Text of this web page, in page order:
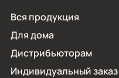
Вся продукция
Индивидуальный заказ
Дистрибьюторам
Для дома